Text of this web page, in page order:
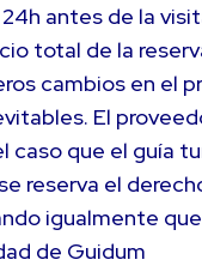
antes de la
total de la
cambios en el
El
que el guía
reserva el
igualmente
de Guidum